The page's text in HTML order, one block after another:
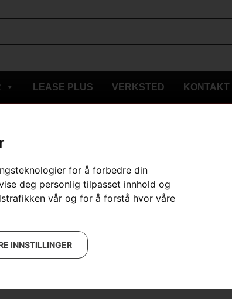
for å forbedre din
deg personlig tilpasset innhold og
vår og for å forstå hvor våre
INNSTILLINGER
LEASE PLUS VERKSTED KONTAKT